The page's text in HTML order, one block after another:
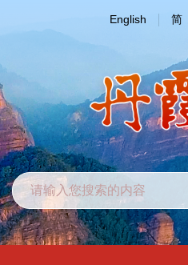
English 简